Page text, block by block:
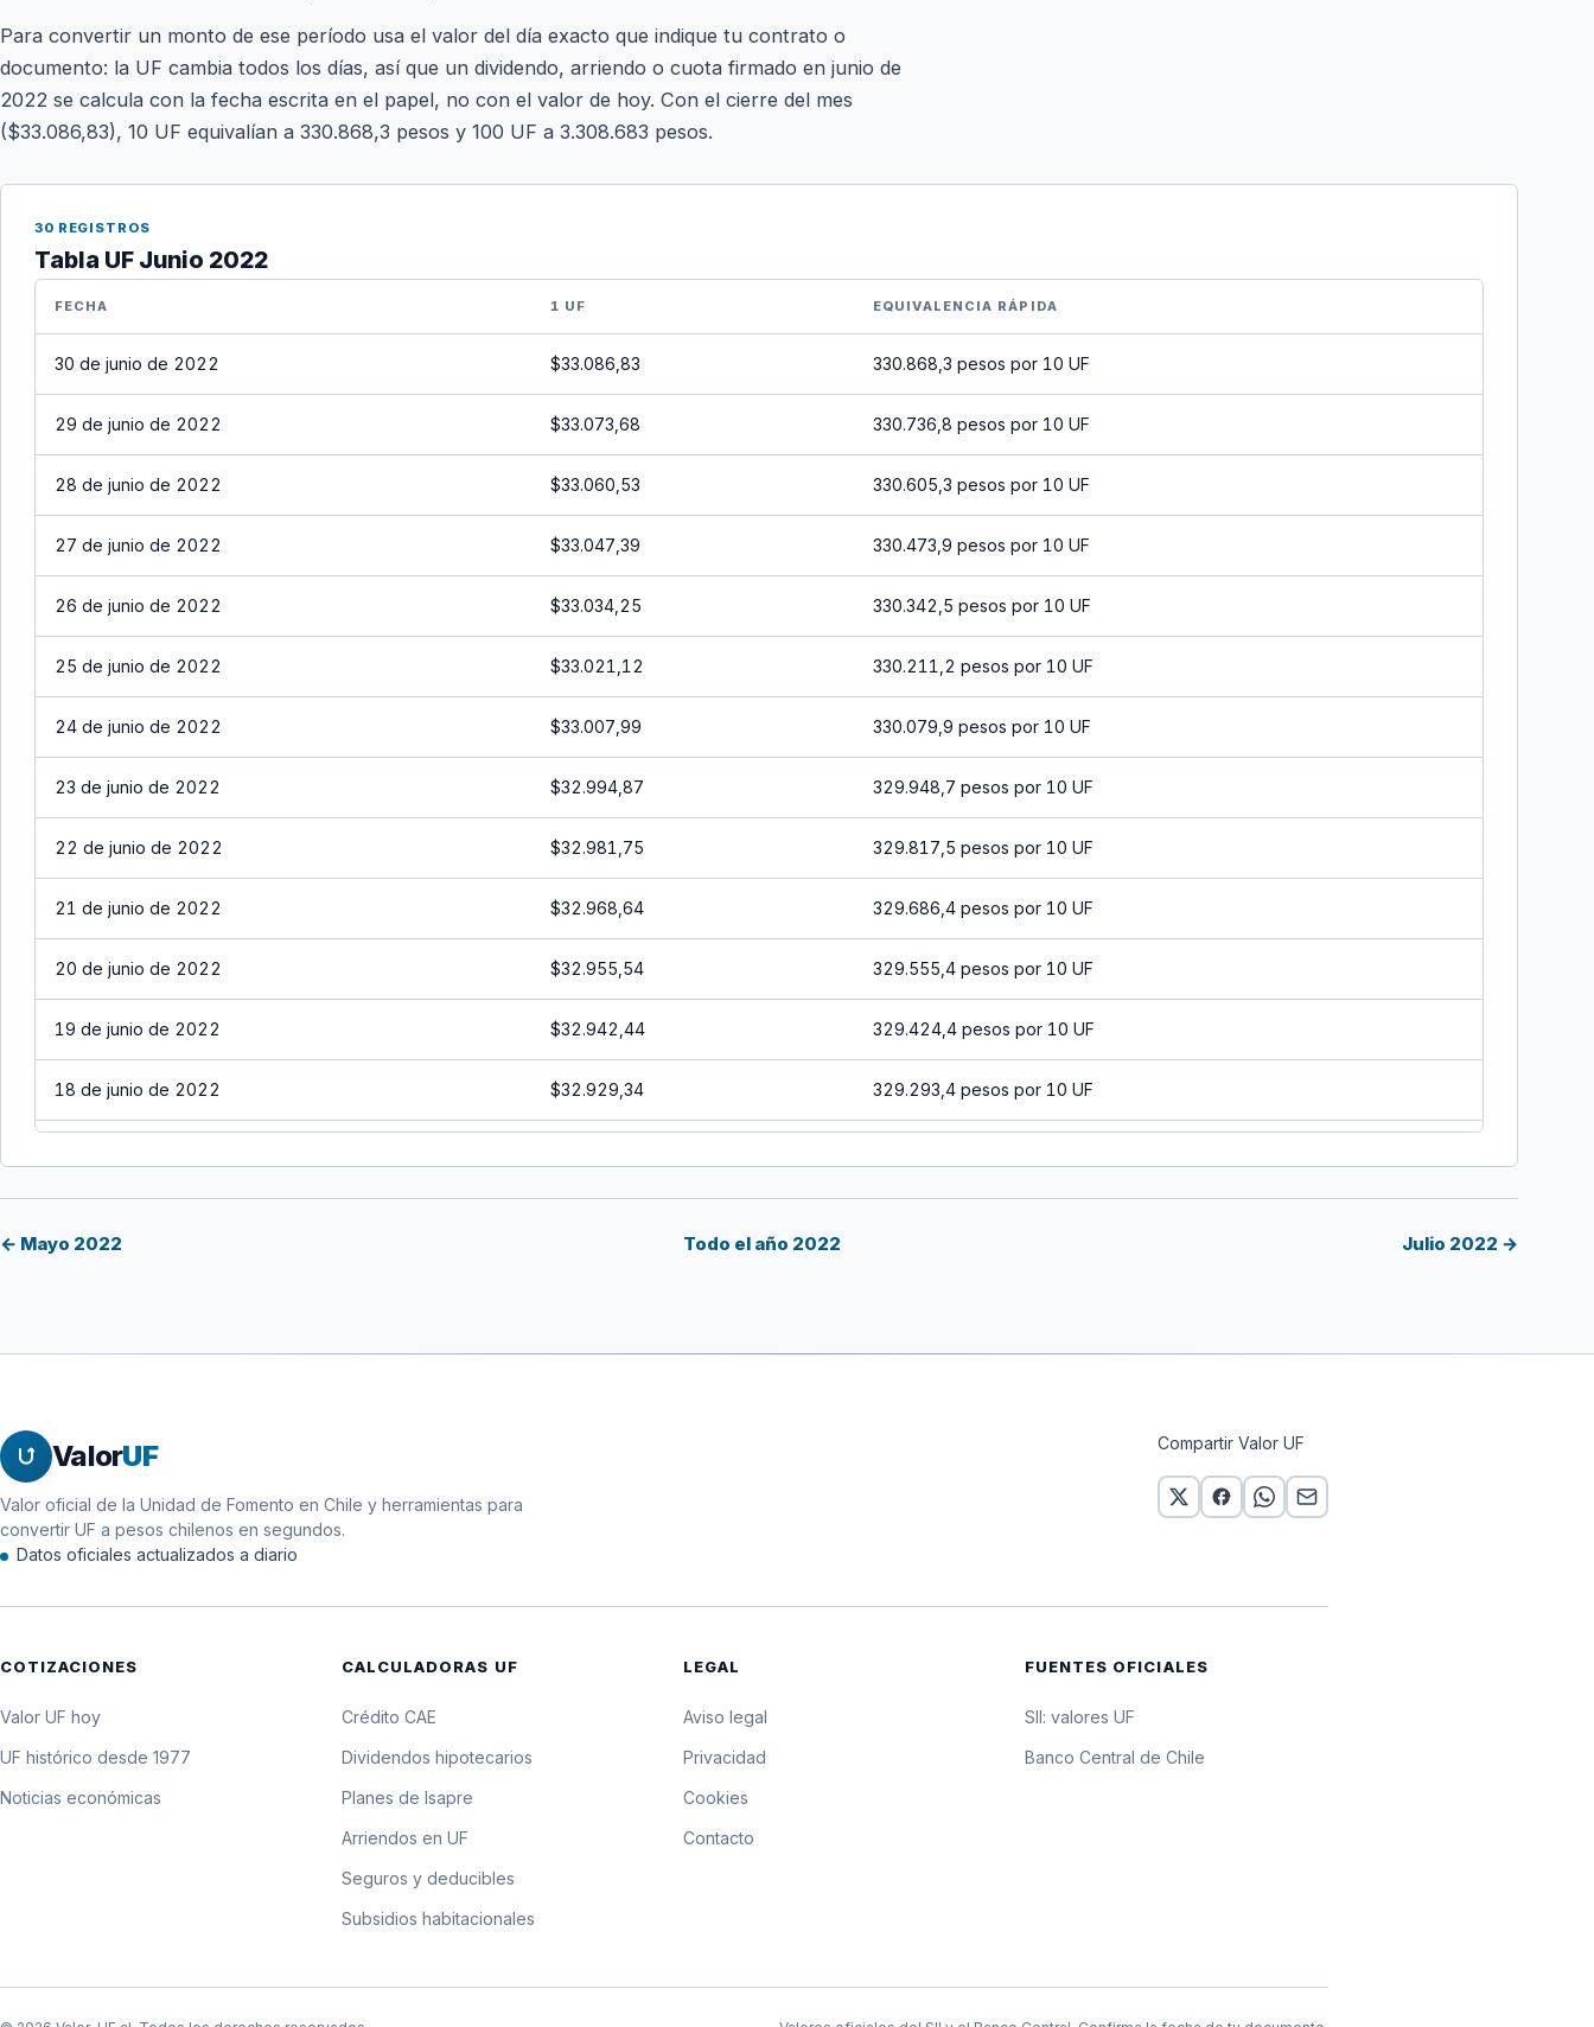
Para convertir un monto de ese período usa el valor del día exacto que indique tu contrato o
documento: la UF cambia todos los días, así que un dividendo, arriendo o cuota firmado en junio de
2022 se calcula con la fecha escrita en el papel, no con el valor de hoy. Con el cierre del mes
($33.086,83), 10 UF equivalían a 330.868,3 pesos y 100 UF a 3.308.683 pesos.
30 REGISTROS
Tabla UF Junio 2022
FECHA 1 UF EQUIVALENCIA RÁPIDA
30 de junio de 2022 $33.086,83 330.868,3 pesos por 10 UF
29 de junio de 2022 $33.073,68 330.736,8 pesos por 10 UF
28 de junio de 2022 $33.060,53 330.605,3 pesos por 10 UF
27 de junio de 2022 $33.047,39 330.473,9 pesos por 10 UF
26 de junio de 2022 $33.034,25 330.342,5 pesos por 10 UF
25 de junio de 2022 $33.021,12 330.211,2 pesos por 10 UF
24 de junio de 2022 $33.007,99 330.079,9 pesos por 10 UF
23 de junio de 2022 $32.994,87 329.948,7 pesos por 10 UF
22 de junio de 2022 $32.981,75 329.817,5 pesos por 10 UF
21 de junio de 2022 $32.968,64 329.686,4 pesos por 10 UF
20 de junio de 2022 $32.955,54 329.555,4 pesos por 10 UF
19 de junio de 2022 $32.942,44 329.424,4 pesos por 10 UF
18 de junio de 2022 $32.929,34 329.293,4 pesos por 10 UF
12 de junio de 2022
11 de junio de 2022
7 de junio de 2022 327.822,9 pesos por 10 UF
← Mayo 2022 Todo el año 2022 Julio 2022 →
ValorUF
Valor oficial de la Unidad de Fomento en Chile y herramientas para
convertir UF a pesos chilenos en segundos.
Datos oficiales actualizados a diario
Compartir Valor UF
COTIZACIONES
Valor UF hoy
UF histórico desde 1977
Noticias económicas
CALCULADORAS UF
Crédito CAE
Dividendos hipotecarios
Planes de Isapre
Arriendos en UF
Seguros y deducibles
Subsidios habitacionales
LEGAL
Aviso legal
Privacidad
Cookies
Contacto
FUENTES OFICIALES
SII: valores UF
Banco Central de Chile